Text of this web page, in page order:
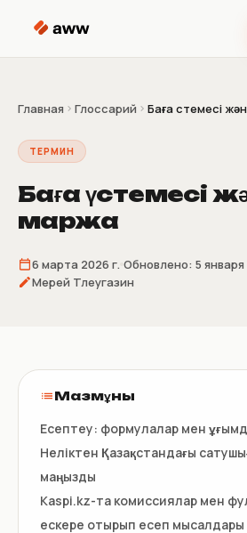
Главная Глоссарий Баға үстемесі
ТЕРМИН
Баға үстемесі
маржа
6 марта 2026 г. Обновлено: 5
Мерей Тлеугазин
Мазмұны
Есептеу: формулалар мен
Неліктен Қазақстандағы
маңызды
Kaspi.kz-та комиссиялар мен
ескере отырып есеп мысалдары